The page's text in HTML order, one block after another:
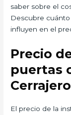
saber sobre el
Descubre
influyen en el
Precio
puertas
El precio de la